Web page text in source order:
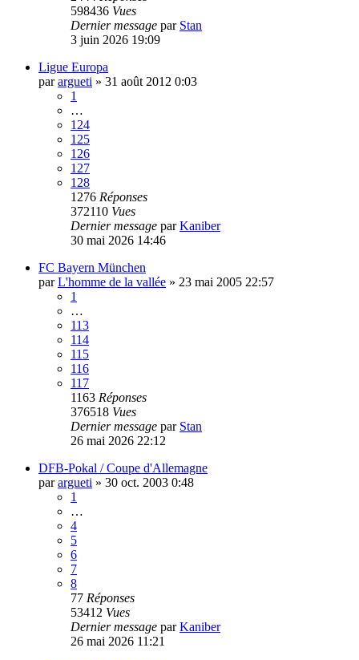
598436 Vues
Dernier message par Stan
3 juin 2026 19:09
Ligue Europa
parargueti » 31 août 2012 0:03
1
…
124
125
126
127
128
1276 Réponses
372110 Vues
Dernier message parKaniber
30 mai 2026 14:46
FC Bayern München
parL'homme de la vallée » 23 mai 2005 22:57
1
…
113
114
115
116
117
1163 Réponses
376518 Vues
Dernier message par Stan
26 mai 2026 22:12
DFB-Pokal / Coupe d'Allemagne
parargueti » 30 oct. 2003 0:48
1
…
4
5
6
7
8
77 Réponses
53412 Vues
Dernier message parKaniber
26 mai 2026 11:21